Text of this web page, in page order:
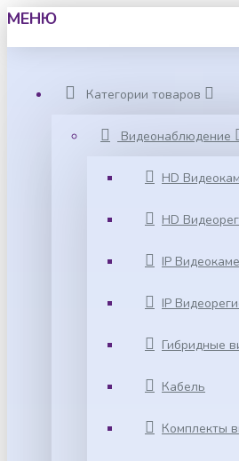
МЕНЮ
Категории товаров
Видеонаблюдение
HD
HD
IP
IP
Гибридные
Кабель
Комплекты